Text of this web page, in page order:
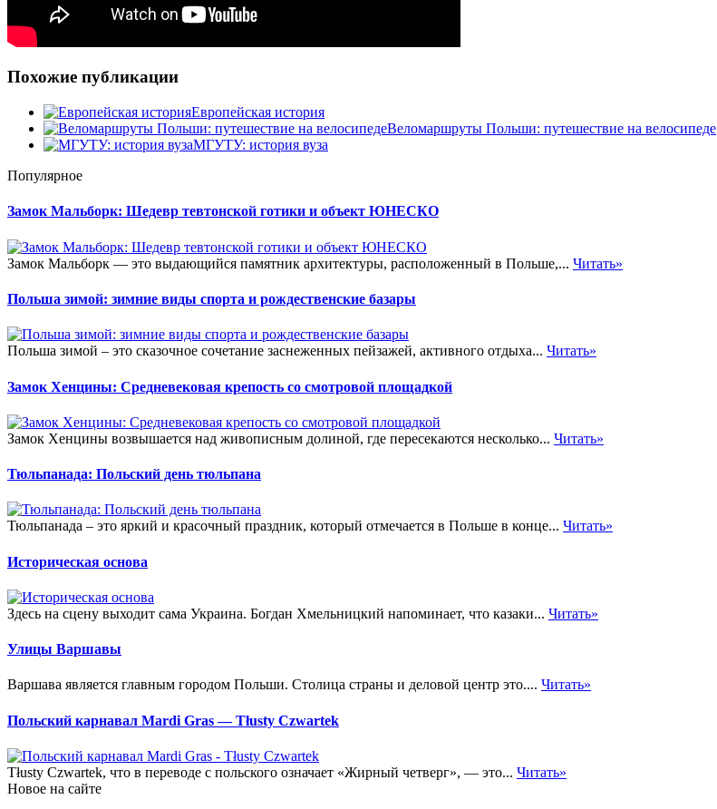
Похожие публикации
Европейская история
Веломаршруты Польши: путешествие на велосипеде
МГУТУ: история вуза
Популярное
Замок Мальборк: Шедевр тевтонской готики и объект ЮНЕСКО
Замок Мальборк — это выдающийся памятник архитектуры, расположенный в Польше,... Читать»
Польша зимой: зимние виды спорта и рождественские базары
Польша зимой – это сказочное сочетание заснеженных пейзажей, активного отдыха... Читать»
Замок Хенцины: Средневековая крепость со смотровой площадкой
Замок Хенцины возвышается над живописным долиной, где пересекаются несколько... Читать»
Тюльпанада: Польский день тюльпана
Тюльпанада – это яркий и красочный праздник, который отмечается в Польше в конце... Читать»
Историческая основа
Здесь на сцену выходит сама Украина. Богдан Хмельницкий напоминает, что казаки... Читать»
Улицы Варшавы
Варшава является главным городом Польши. Столица страны и деловой центр это.... Читать»
Польский карнавал Мardi Gras — Тłusty Czwartek
Тłusty Czwartek, что в переводе с польского означает «Жирный четверг», — это... Читать»
Новое на сайте